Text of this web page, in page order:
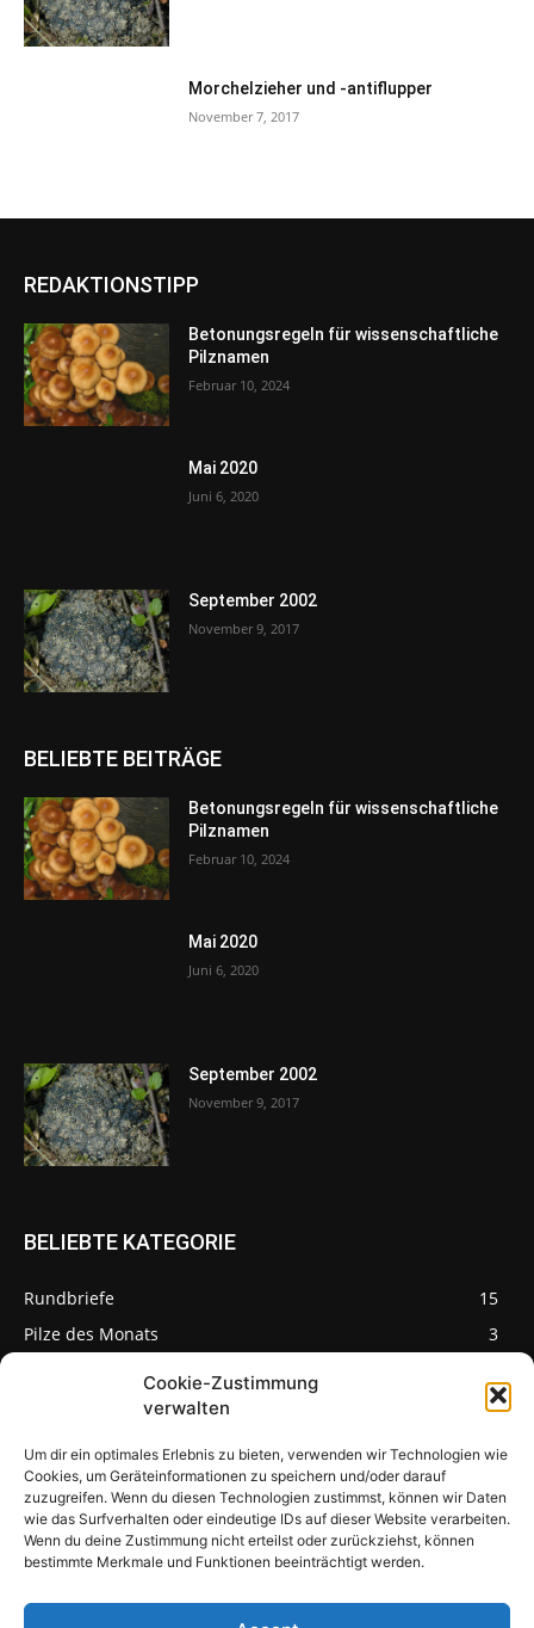
Cookie-Zustimmung
verwalten
Um dir ein optimales Erlebnis zu bieten, verwenden wir Technologien wie
Cookies, um Geräteinformationen zu speichern und/oder darauf
zuzugreifen. Wenn du diesen Technologien zustimmst, können wir Daten
wie das Surfverhalten oder eindeutige IDs auf dieser Website verarbeiten.
Wenn du deine Zustimmung nicht erteilst oder zurückziehst, können
bestimmte Merkmale und Funktionen beeinträchtigt werden.
Morchelzieher und -antiflupper
November 7, 2017
REDAKTIONSTIPP
Betonungsregeln für wissenschaftliche
Pilznamen
Februar 10, 2024
Mai 2020
Juni 6, 2020
September 2002
November 9, 2017
BELIEBTE BEITRÄGE
Betonungsregeln für wissenschaftliche
Pilznamen
Februar 10, 2024
Mai 2020
Juni 6, 2020
September 2002
November 9, 2017
BELIEBTE KATEGORIE
Rundbriefe
15
Pilze des Monats
3
Pilzseite
Seltene Pilze aus
Mainfranken und
Deutschland